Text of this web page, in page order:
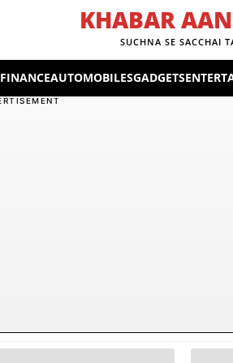
KHABAR
SUCHNA SE SACCHAI
AUTOMOBILESGADGETS